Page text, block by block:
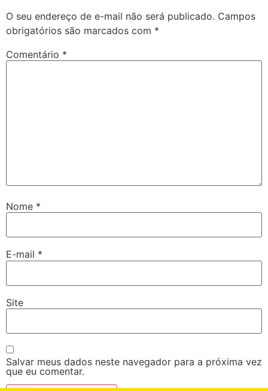
O seu endereço de e-mail não será publicado. Campos
obrigatórios são marcados com *
Comentário *
Nome *
E-mail *
Site
Salvar meus dados neste navegador para a próxima vez
que eu comentar.